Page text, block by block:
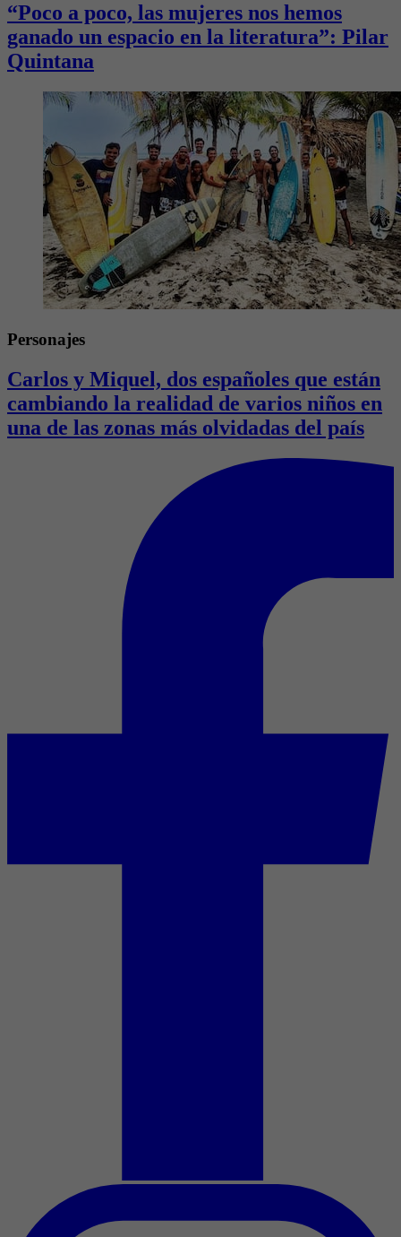
“Poco a poco, las mujeres nos hemos
ganado un espacio en la literatura”: Pilar
Quintana
Personajes
Carlos y Miquel, dos españoles que están
cambiando la realidad de varios niños en
una de las zonas más olvidadas del país